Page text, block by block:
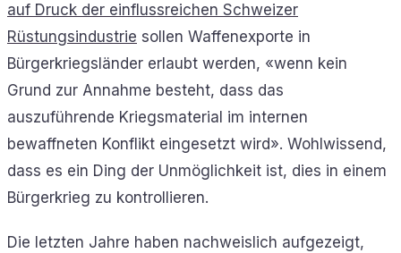
auf Druck der einflussreichen Schweizer
Rüstungsindustrie sollen Waffenexporte in
Bürgerkriegsländer erlaubt werden, «wenn kein
Grund zur Annahme besteht, dass das
auszuführende Kriegsmaterial im internen
bewaffneten Konflikt eingesetzt wird». Wohlwissend,
dass es ein Ding der Unmöglichkeit ist, dies in einem
Bürgerkrieg zu kontrollieren.
Die letzten Jahre haben nachweislich aufgezeigt,